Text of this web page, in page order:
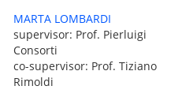
MARTA LOMBARDI
supervisor: Prof. Pierluigi
Consorti
co-supervisor: Prof. Tiziano
Rimoldi